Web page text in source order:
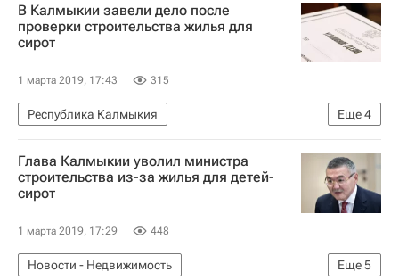
Страхование
Жилье
В Калмыкии завели дело после
проверки строительства жилья для
сирот
1 марта 2019, 17:43 315
Еще4
Республика Калмыкия
Новости - Недвижимость
Жилье
Строительство
Криминал
Глава Калмыкии уволил министра
строительства из-за жилья для детей-
сирот
1 марта 2019, 17:29 448
Еще5
Новости - Недвижимость